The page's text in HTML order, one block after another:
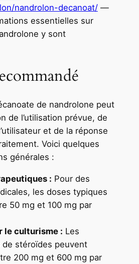
nandrolon-decanoat/—
essentielles sur
y sont
de nandrolone peut
de l’utilisation prévue, de
et de la réponse
Voici quelques
générales :
: Pour des
les doses typiques
50 mg et 100 mg par
le culturisme : Les
de stéroïdes peuvent
200 mg et 600 mg par